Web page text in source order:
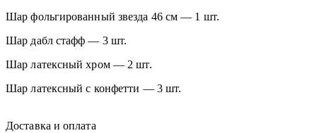
Шар фольгированный звезда 46 см — 1 шт.
Шар дабл стафф — 3 шт.
Шар латексный хром — 2 шт.
Шар латексный с конфетти — 3 шт.
Доставка и оплата